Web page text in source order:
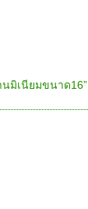
นมิเนียมขนาด16”